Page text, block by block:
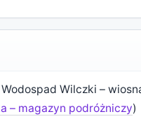
Wilczki –
– magazyn podróżniczy)